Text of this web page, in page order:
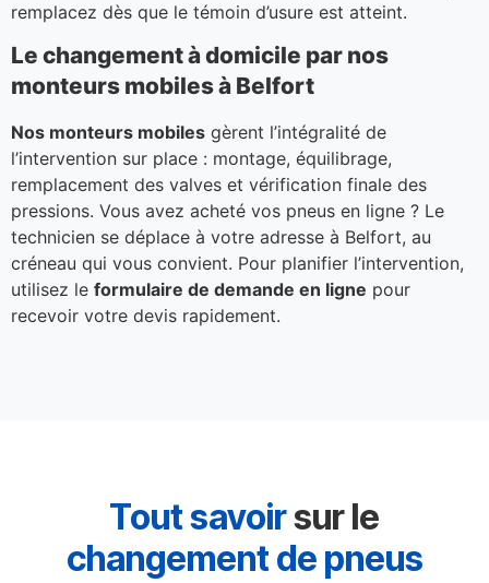
remplacez dès que le témoin d’usure est atteint.
Le changement à domicile par nos
monteurs mobiles à Belfort
Nos monteurs mobiles gèrent l’intégralité de
l’intervention sur place : montage, équilibrage,
remplacement des valves et vérification finale des
pressions. Vous avez acheté vos pneus en ligne ? Le
technicien se déplace à votre adresse à Belfort, au
créneau qui vous convient. Pour planifier l’intervention,
utilisez le formulaire de demande en ligne pour
recevoir votre devis rapidement.
Tout savoirsur le
changement de pneus